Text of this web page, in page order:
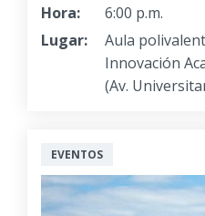
Hora:
6:00 p.m.
Lugar:
Aula
Innovación
(Av.
EVENTOS